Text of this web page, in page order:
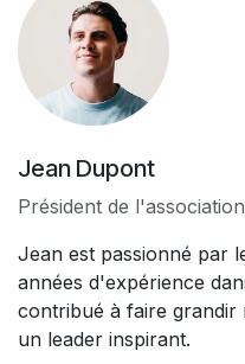
Jean Dupont
Président de l'association
Jean est passionné par
années d'expérience
contribué à faire grandir
un leader inspirant.